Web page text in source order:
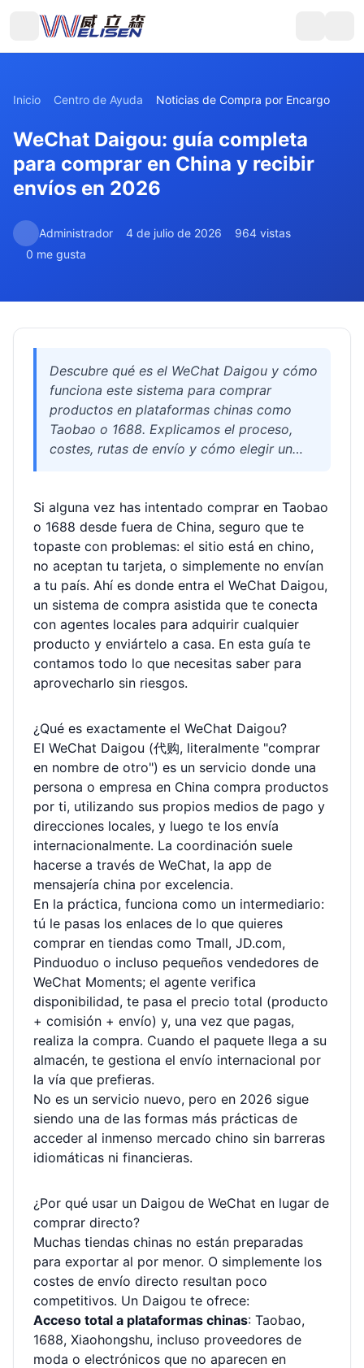
Inicio Centro de Ayuda Noticias de Compra por Encargo
WeChat Daigou: guía completa
para comprar en China y recibir
envíos en 2026
Administrador 4 de julio de 2026
964 vistas
0 me gusta
Descubre qué es el WeChat Daigou y cómo
funciona este sistema para comprar
productos en plataformas chinas como
Taobao o 1688. Explicamos el proceso,
costes, rutas de envío y cómo elegir un
Si alguna vez has intentado comprar en Taobao
o 1688 desde fuera de China, seguro que te
topaste con problemas: el sitio está en chino,
no aceptan tu tarjeta, o simplemente no envían
a tu país. Ahí es donde entra el WeChat Daigou,
un sistema de compra asistida que te conecta
con agentes locales para adquirir cualquier
producto y enviártelo a casa. En esta guía te
contamos todo lo que necesitas saber para
aprovecharlo sin riesgos.
¿Qué es exactamente el WeChat Daigou?
El WeChat Daigou (代购, literalmente "comprar
en nombre de otro") es un servicio donde una
persona o empresa en China compra productos
por ti, utilizando sus propios medios de pago y
direcciones locales, y luego te los envía
internacionalmente. La coordinación suele
hacerse a través de WeChat, la app de
mensajería china por excelencia.
En la práctica, funciona como un intermediario:
tú le pasas los enlaces de lo que quieres
comprar en tiendas como Tmall, JD.com,
Pinduoduo o incluso pequeños vendedores de
WeChat Moments; el agente verifica
disponibilidad, te pasa el precio total (producto
+ comisión + envío) y, una vez que pagas,
realiza la compra. Cuando el paquete llega a su
almacén, te gestiona el envío internacional por
la vía que prefieras.
No es un servicio nuevo, pero en 2026 sigue
siendo una de las formas más prácticas de
acceder al inmenso mercado chino sin barreras
idiomáticas ni financieras.
¿Por qué usar un Daigou de WeChat en lugar de
comprar directo?
Muchas tiendas chinas no están preparadas
para exportar al por menor. O simplemente los
costes de envío directo resultan poco
competitivos. Un Daigou te ofrece:
Acceso total a plataformas chinas: Taobao,
1688, Xiaohongshu, incluso proveedores de
moda o electrónicos que no aparecen en